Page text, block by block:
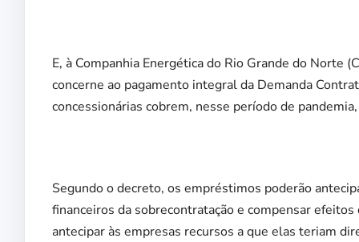
E, à Companhia Energética do Rio Grande do Norte
concerne ao pagamento integral da Demanda
concessionárias cobrem, nesse período de
Segundo o decreto, os empréstimos poderão
financeiros da sobrecontratação e compensar
antecipar às empresas recursos a que elas teriam